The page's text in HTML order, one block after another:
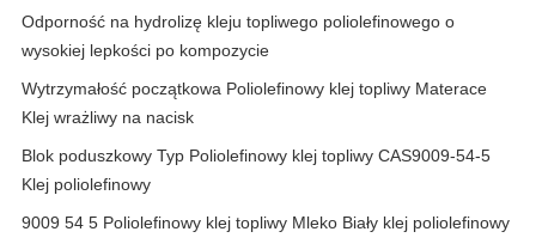
Odporność na hydrolizę kleju topliwego poliolefinowego o
wysokiej lepkości po kompozycie
Wytrzymałość początkowa Poliolefinowy klej topliwy Materace
Klej wrażliwy na nacisk
Blok poduszkowy Typ Poliolefinowy klej topliwy CAS9009-54-5
Klej poliolefinowy
9009 54 5 Poliolefinowy klej topliwy Mleko Biały klej poliolefinowy